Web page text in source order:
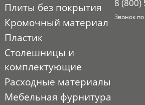
Плиты без покрытия
Кромочный материал
Пластик
Столешницы и
комплектующие
Расходные материалы
Мебельная фурнитура
8 (800)
Звонок